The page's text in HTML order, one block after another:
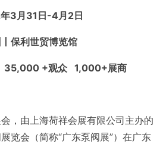
年3月 31 日-4月 2日
保利世贸博览馆
35,000 +观众 1,000+展商
，由上海荷祥会展有限公司主办的
览会（简称“广东泵阀展”）在广东